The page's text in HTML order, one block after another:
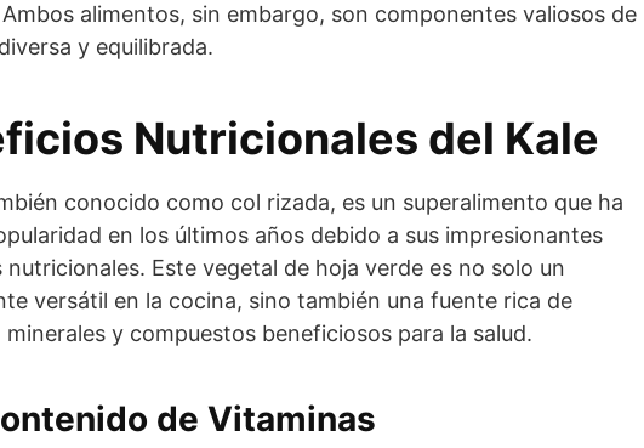
alimentos, sin embargo, son componentes valiosos de
y equilibrada.
Nutricionales del Kale
conocido como col rizada, es un superalimento que ha
en los últimos años debido a sus impresionantes
nutricionales. Este vegetal de hoja verde es no solo un
versátil en la cocina, sino también una fuente rica de
y compuestos beneficiosos para la salud.
de Vitaminas